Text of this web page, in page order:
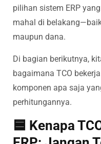
pilihan sistem ERP
mahal di
maupun dana.
Di bagian berikutnya,
bagaimana TCO
komponen apa saja
perhitungannya.
🟦 Kenapa